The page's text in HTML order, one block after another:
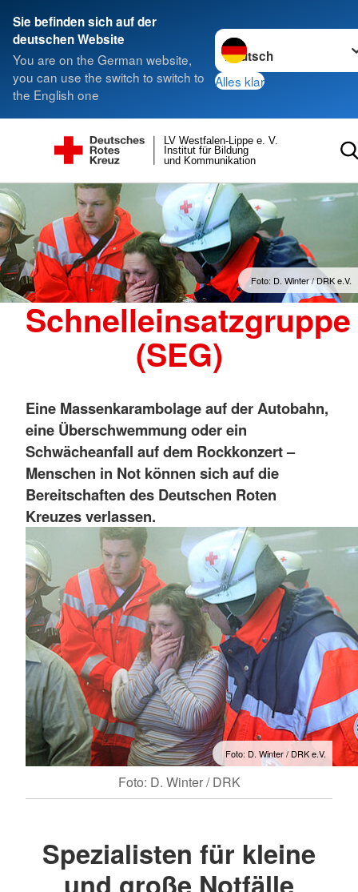
Sie befinden sich auf der
deutschen Website
You are on the German website,
you can use the switch to switch to
the English one
Sprache wechseln zu
Alles klar
und Kommunikation
Institut für Bildung
LV Westfalen-Lippe e. V.
Foto: D. Winter / DRK e.V.
Schnelleinsatzgruppe
(SEG)
Eine Massenkarambolage auf der Autobahn,
eine Überschwemmung oder ein
Schwächeanfall auf dem Rockkonzert –
Menschen in Not können sich auf die
Bereitschaften des Deutschen Roten
Kreuzes verlassen.
Foto: D. Winter / DRK e.V.
Foto: D. Winter / DRK
Spezialisten für kleine
und große Notfälle